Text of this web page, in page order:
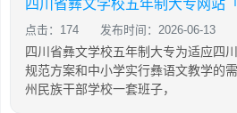
四川省彝文学校五年制大专网站
点击：174 发布时间：2026-06-13
四川省彝文学校五年制大专为适应四
规范方案和中小学实行彝语文教学的
州民族干部学校一套班子，